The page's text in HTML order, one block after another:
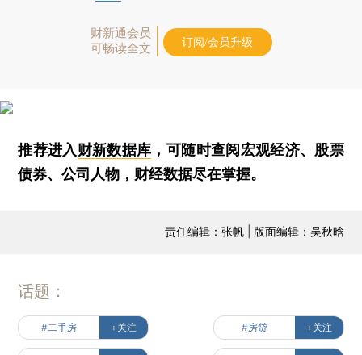
财新通会员
可畅读全文
订阅/会员升级
推荐进入财新数据库 ，可随时查阅宏观经济、股票
债券、公司人物，财经数据尽在掌握。
责任编辑：张帆 | 版面编辑：吴秋晗
话题：
#二手房 +关注 #房贷 +关注